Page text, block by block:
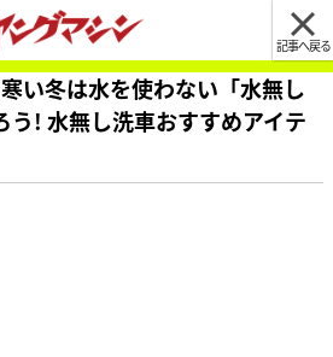
記事へ戻る
い冬は水を使わない「水無し
う! 水無し洗車おすすめアイテ